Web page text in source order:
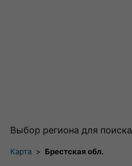
Выбор региона для поиска
Карта > Брестская обл.